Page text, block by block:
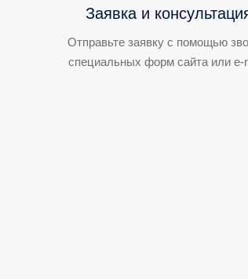
Заявка и
Отправьте заявку с помощью
специальных форм сайта или e-